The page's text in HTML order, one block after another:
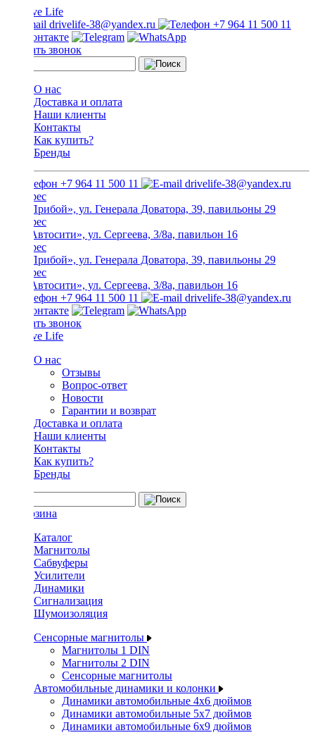
drivelife-38@yandex.ru +7 964 11 500 11
Заказать звонок
О нас
Доставка и оплата
Наши клиенты
Контакты
Как купить?
Бренды
+7 964 11 500 11 drivelife-38@yandex.ru
ТЦ «Прибой», ул. Генерала Доватора, 39, павильоны 29
ТЦ «Автосити», ул. Сергеева, 3/8а, павильон 16
ТЦ «Прибой», ул. Генерала Доватора, 39, павильоны 29
ТЦ «Автосити», ул. Сергеева, 3/8а, павильон 16
+7 964 11 500 11
drivelife-38@yandex.ru
Заказать звонок
О нас
Отзывы
Вопрос-ответ
Новости
Гарантии и возврат
Доставка и оплата
Наши клиенты
Контакты
Как купить?
Бренды
Каталог
Магнитолы
Сабвуферы
Усилители
Динамики
Сигнализация
Шумоизоляция
Сенсорные магнитолы
Магнитолы 1 DIN
Магнитолы 2 DIN
Сенсорные магнитолы
Автомобильные динамики и колонки
Динамики автомобильные 4x6 дюймов
Динамики автомобильные 5x7 дюймов
Динамики автомобильные 6x9 дюймов